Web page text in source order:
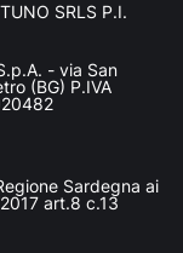
SRLS P.I.
- via San
(BG) P.IVA
Sardegna ai
art.8 c.13